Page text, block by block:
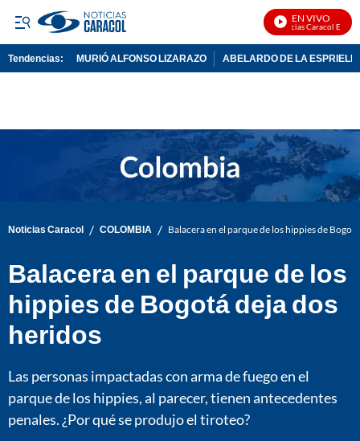
EN VIVO
Noticias Caracol En Vivo
Tendencias: MURIÓ ALFONSO LIZARAZO ABELARDO DE LA
Noticias Caracol / COLOMBIA / Balacera en el parque de los hippies de
Balacera en el parque de los
hippies de Bogotá deja dos
heridos
Las personas impactadas con arma de fuego en el
parque de los hippies, al parecer, tienen antecedentes
penales. ¿Por qué se produjo el tiroteo?